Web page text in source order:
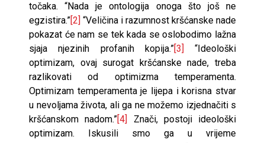
točaka. “Nada je ontologija onoga što još ne
egzistira.” [2] “Veličina i razumnost kršćanske nade
pokazat će nam se tek kada se oslobodimo lažna
sjaja njezinih profanih kopija.”[3]
“Ideološki
optimizam, ovaj surogat kršćanske nade, treba
razlikovati od optimizma temperamenta.
Optimizam temperamenta je lijepa i korisna stvar
u nevoljama života, ali ga ne možemo izjednačiti s
kršćanskom nadom.” [4]
Znači, postoji ideološki
optimizam. Iskusili smo ga u vrijeme